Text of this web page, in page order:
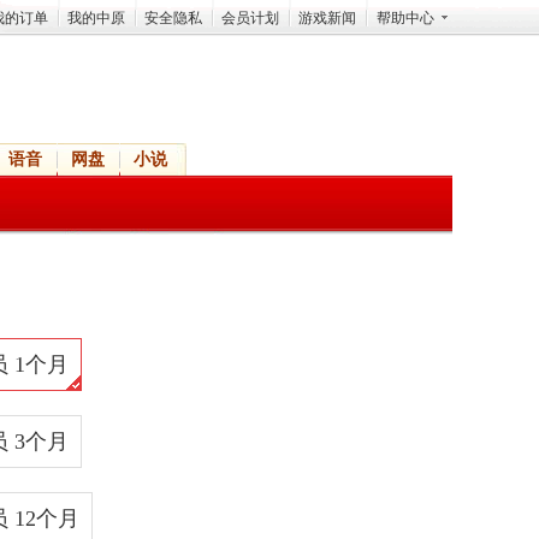
的订单 我的中原 安全隐私 会员计划 游戏新闻 帮助中心
语音 网盘 小说
1个月
3个月
12个月